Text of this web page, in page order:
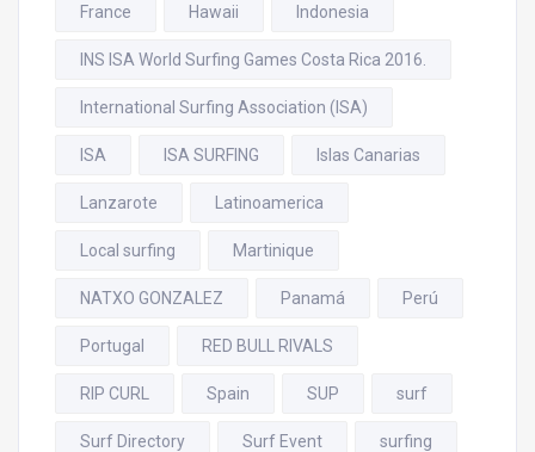
France Hawaii Indonesia
INS ISA World Surfing Games Costa Rica 2016.
International Surfing Association (ISA)
ISA ISA SURFING Islas Canarias
Lanzarote Latinoamerica
Local surfing Martinique
NATXO GONZALEZ Panamá Perú
Portugal RED BULL RIVALS
RIP CURL Spain SUP surf
Surf Directory Surf Event surfing